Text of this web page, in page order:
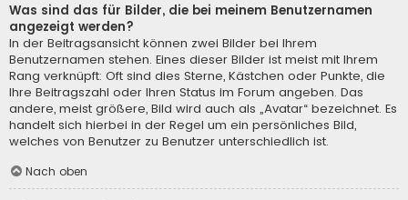
Was sind das für Bilder, die bei meinem Benutzernamen
angezeigt werden?
In der Beitragsansicht können zwei Bilder bei Ihrem
Benutzernamen stehen. Eines dieser Bilder ist meist mit Ihrem
Rang verknüpft: Oft sind dies Sterne, Kästchen oder Punkte, die
Ihre Beitragszahl oder Ihren Status im Forum angeben. Das
andere, meist größere, Bild wird auch als „Avatar“ bezeichnet. Es
handelt sich hierbei in der Regel um ein persönliches Bild,
welches von Benutzer zu Benutzer unterschiedlich ist.
Nach oben